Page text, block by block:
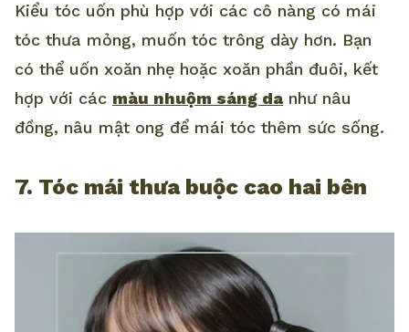
Kiểu tóc uốn phù hợp với các cô nàng có mái
tóc thưa mỏng, muốn tóc trông dày hơn. Bạn
có thể uốn xoăn nhẹ hoặc xoăn phần đuôi, kết
hợp với các màu nhuộm sáng da như nâu
đồng, nâu mật ong để mái tóc thêm sức sống.
7. Tóc mái thưa buộc cao hai bên